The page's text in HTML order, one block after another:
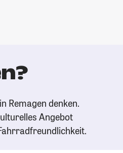
Remagen denken.
Angebot